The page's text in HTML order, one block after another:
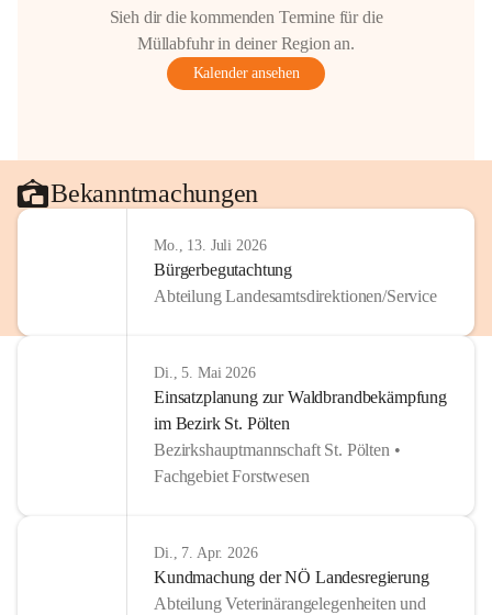
Sieh dir die kommenden Termine für die
Müllabfuhr in deiner Region an.
Kalender ansehen
Bekanntmachungen
Mo., 13. Juli 2026
Bürgerbegutachtung
Abteilung Landesamtsdirektionen/Service
Di., 5. Mai 2026
Einsatzplanung zur Waldbrandbekämpfung
im Bezirk St. Pölten
Bezirkshauptmannschaft St. Pölten •
Fachgebiet Forstwesen
Di., 7. Apr. 2026
Kundmachung der NÖ Landesregierung
Abteilung Veterinärangelegenheiten und